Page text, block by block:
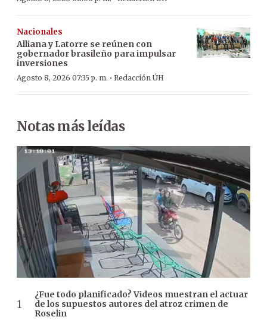
Nacionales
Alliana y Latorre se reúnen con
gobernador brasileño para impulsar
inversiones
Agosto 8, 2026 07:35 p. m. · Redacción ÚH
Notas más leídas
¿Fue todo planificado? Videos muestran el actuar
de los supuestos autores del atroz crimen de
Roselin